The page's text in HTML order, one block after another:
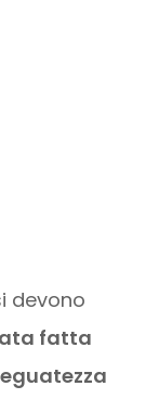
devono
fatta